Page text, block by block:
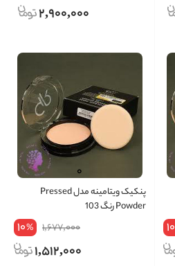
2,900,000
10
پنکیک ویتامینه مدل Pressed
Powder رنگ 103
1,677,000
10%
1,512,000